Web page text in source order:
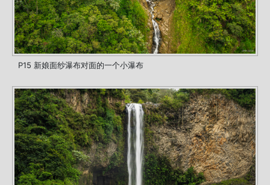
P15 新娘面纱瀑布对面的一个小瀑布